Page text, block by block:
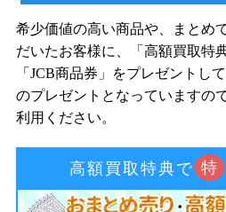
希少価値の高い商品や、まとめ
だいたお客様に、「高額買取特
「JCB商品券」をプレゼントし
のプレゼントとなっていますの
利用ください。
高額買取特典で 特